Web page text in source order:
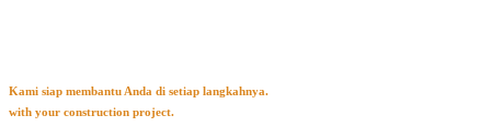
Kami siap membantu Anda di setiap langkahnya.
with your construction project.